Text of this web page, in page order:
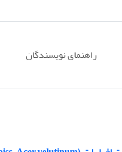
راهنمای نویسندگان